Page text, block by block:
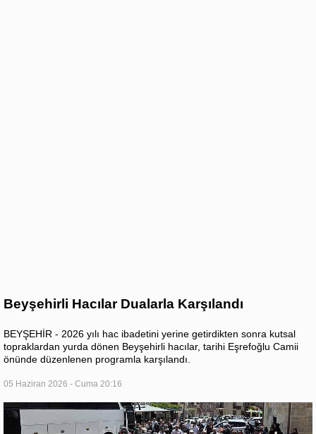
Beyşehirli Hacılar Dualarla Karşılandı
BEYŞEHİR - 2026 yılı hac ibadetini yerine getirdikten sonra kutsal
topraklardan yurda dönen Beyşehirli hacılar, tarihi Eşrefoğlu Camii
önünde düzenlenen programla karşılandı.
05 Haziran 2026 - Cuma 20:16